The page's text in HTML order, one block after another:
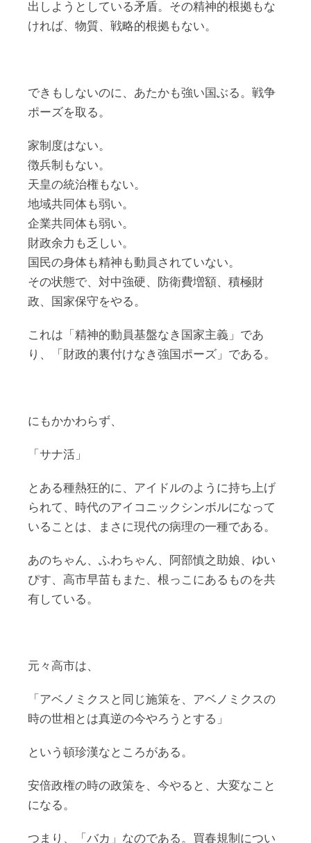
出しようとしている矛盾。その精神的根拠もな
ければ、物質、戦略的根拠もない。
できもしないのに、あたかも強い国ぶる。戦争
ポーズを取る。
家制度はない。
徴兵制もない。
天皇の統治権もない。
地域共同体も弱い。
企業共同体も弱い。
財政余力も乏しい。
国民の身体も精神も動員されていない。
その状態で、対中強硬、防衛費増額、積極財
政、国家保守をやる。
これは「精神的動員基盤なき国家主義」であ
り、「財政的裏付けなき強国ポーズ」である。
にもかかわらず、
「サナ活」
とある種熱狂的に、アイドルのように持ち上げ
られて、時代のアイコニックシンボルになって
いることは、まさに現代の病理の一種である。
あのちゃん、ふわちゃん、阿部慎之助娘、ゆい
ぴす、高市早苗もまた、根っこにあるものを共
有している。
元々高市は、
「アベノミクスと同じ施策を、アベノミクスの
時の世相とは真逆の今やろうとする」
という頓珍漢なところがある。
安倍政権の時の政策を、今やると、大変なこと
になる。
つまり、「バカ」なのである。買春規制につい